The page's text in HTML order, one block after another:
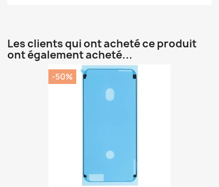
Les clients qui ont acheté ce produit
ont également acheté...
-50%